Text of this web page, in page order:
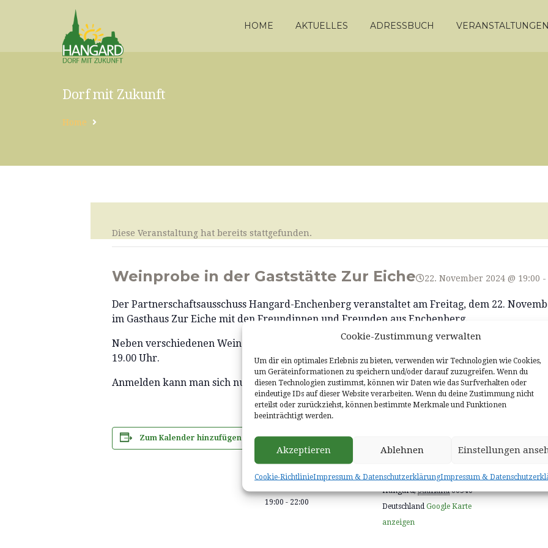
Cookie-Zustimmung verwalten
Um dir ein optimales Erlebnis zu bieten, verwenden wir Technologien wie Cookies,
um Geräteinformationen zu speichern und/oder darauf zuzugreifen. Wenn du
diesen Technologien zustimmst, können wir Daten wie das Surfverhalten oder
eindeutige IDs auf dieser Website verarbeiten. Wenn du deine Zustimmung nicht
erteilst oder zurückziehst, können bestimmte Merkmale und Funktionen
beeinträchtigt werden.
Akzeptieren Ablehnen Einstellungen
Cookie-RichtlinieImpressum & DatenschutzerklärungImpressum &
HOME AKTUELLES ADRESSBUCH VERANSTALTUNGEN
Dorf mit Zukunft
Home
Diese Veranstaltung hat bereits stattgefunden.
Weinprobe in der Gaststätte Zur Eiche 22. November 2024 @ 19:00 -
Der Partnerschaftsausschuss Hangard-Enchenberg veranstaltet am Freitag, dem 22.
im Gasthaus Zur Eiche mit den Freundinnen und Freunden aus Enchenberg.
Neben verschiedenen Weinen und Schaumweinen aus Frankreich wird es auch Kleinigkeiten
19.00 Uhr.
Anmelden kann man sich nur telefonisch 0151/46408310 oder per Mail über
Zum Kalender hinzufügen
Datum:
22. November 2024
19:00 - 22:00
Im Schachen 1
Hangard, Saarland 66540
Deutschland Google Karte
anzeigen